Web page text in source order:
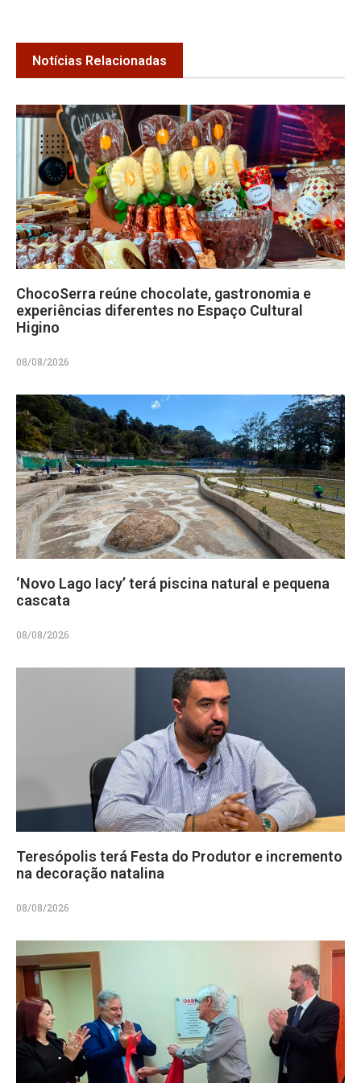
Notícias Relacionadas
ChocoSerra reúne chocolate, gastronomia e
experiências diferentes no Espaço Cultural
Higino
08/08/2026
‘Novo Lago Iacy’ terá piscina natural e pequena
cascata
08/08/2026
Teresópolis terá Festa do Produtor e incremento
na decoração natalina
08/08/2026